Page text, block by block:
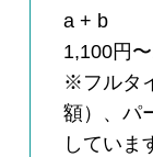
a + b
1,100円
※フルタ
額）、パ
していま